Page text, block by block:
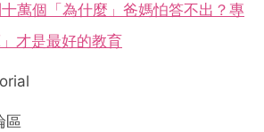
十萬個「為什麼」爸媽怕答不出？專
才是最好的教育
區